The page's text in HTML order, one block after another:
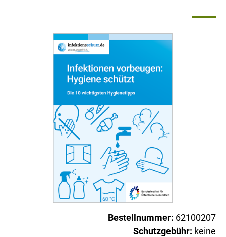
Bestellnummer: 62100207
Schutzgebühr: keine